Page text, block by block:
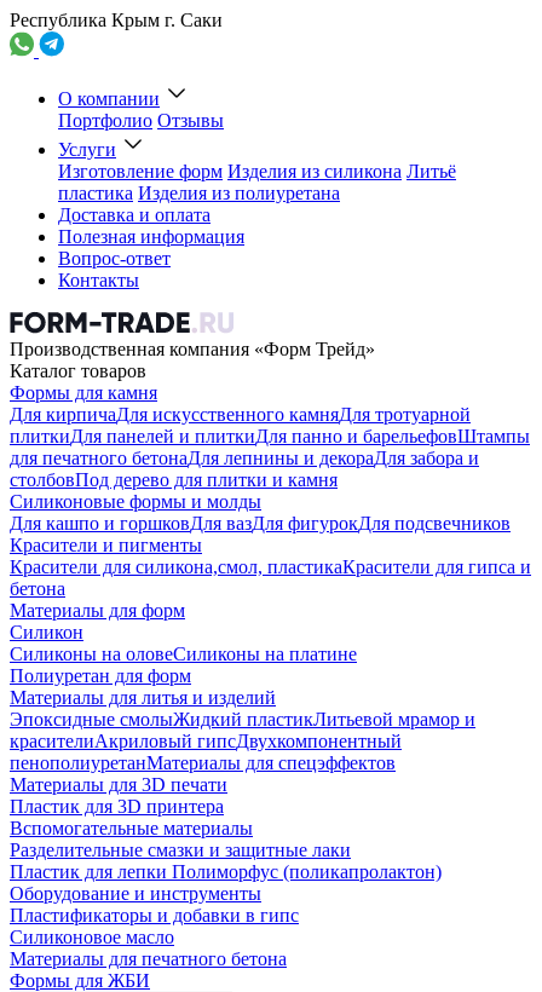
Республика Крым г. Саки
О компании
Портфолио Отзывы
Услуги
Изготовление форм Изделия из силикона Литьё
пластика Изделия из полиуретана
Доставка и оплата
Полезная информация
Вопрос-ответ
Контакты
Производственная компания «Форм Трейд»
Каталог товаров
Формы для камня
Для кирпичаДля искусственного камняДля тротуарной
плиткиДля панелей и плиткиДля панно и барельефовШтампы
для печатного бетонаДля лепнины и декораДля забора и
столбовПод дерево для плитки и камня
Силиконовые формы и молды
Для кашпо и горшковДля вазДля фигурокДля подсвечников
Красители и пигменты
Красители для силикона,смол, пластикаКрасители для гипса и
бетона
Материалы для форм
Силикон
Силиконы на оловеСиликоны на платине
Полиуретан для форм
Материалы для литья и изделий
Эпоксидные смолыЖидкий пластикЛитьевой мрамор и
красителиАкриловый гипсДвухкомпонентный
пенополиуретанМатериалы для спецэффектов
Материалы для 3D печати
Пластик для 3D принтера
Вспомогательные материалы
Разделительные смазки и защитные лаки
Пластик для лепки Полиморфус (поликапролактон)
Оборудование и инструменты
Пластификаторы и добавки в гипс
Силиконовое масло
Материалы для печатного бетона
Формы для ЖБИ